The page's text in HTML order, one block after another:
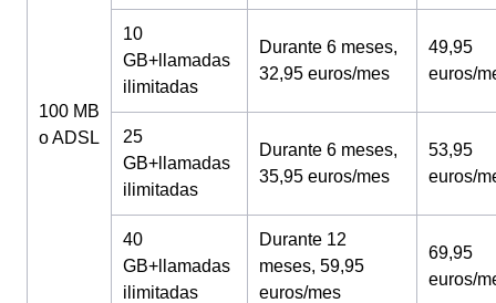
100 MB
o ADSL
10
GB+llamadas
ilimitadas
Durante 6 meses,
32,95 euros/mes
49,95
euros/
25
GB+llamadas
ilimitadas
Durante 6 meses,
35,95 euros/mes
53,95
euros/
40
GB+llamadas
ilimitadas
Durante 12
meses, 59,95
euros/mes
69,95
euros/